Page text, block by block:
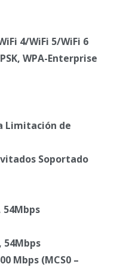
4/WiFi 5/WiFi 6
WPA-Enterprise
Limitación de
Soportado
54Mbps
54Mbps
Mbps (MCS0 –